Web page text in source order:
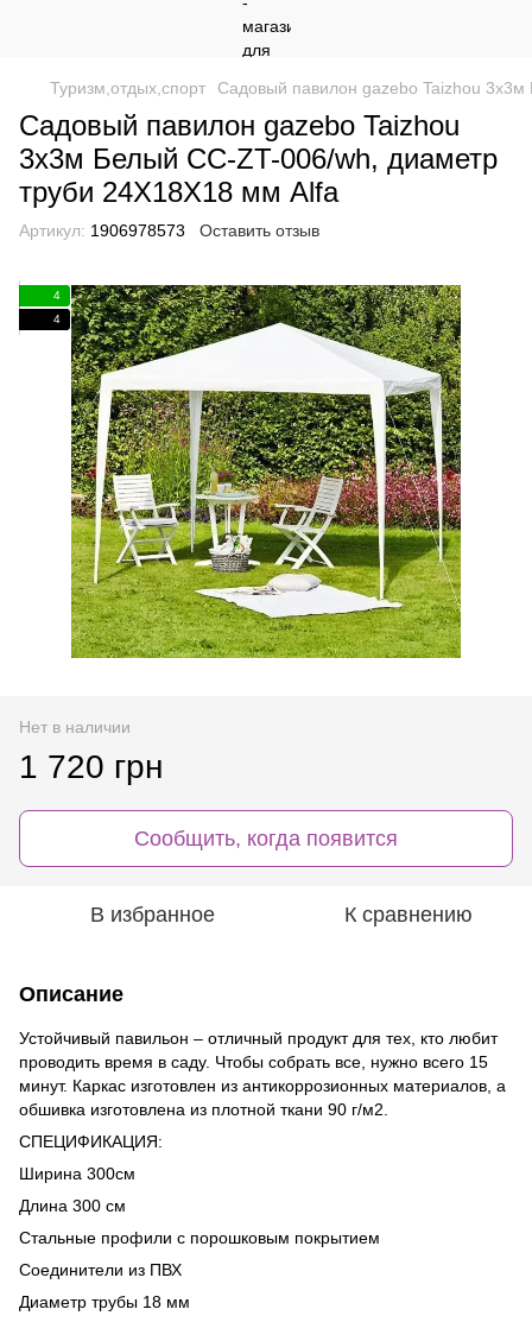
Туризм,отдых,спорт Садовый павилон gazebo Taizhou
Садовый павилон gazebo Taizhou
3х3м Белый CC-ZT-006/wh, диаметр
труби 24X18X18 мм Alfa
Артикул: 1906978573 Оставить отзыв
4
4
Нет в наличии
1 720 грн
Сообщить, когда появится
В избранное К сравнению
Описание
Устойчивый павильон – отличный продукт для тех, кто любит
проводить время в саду. Чтобы собрать все, нужно всего 15
минут. Каркас изготовлен из антикоррозионных материалов, а
обшивка изготовлена из плотной ткани 90 г/м2.
СПЕЦИФИКАЦИЯ:
Ширина 300см
Длина 300 см
Стальные профили с порошковым покрытием
Соединители из ПВХ
Диаметр трубы 18 мм